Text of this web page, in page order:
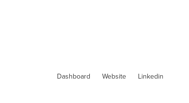
Dashboard Website Linkedin